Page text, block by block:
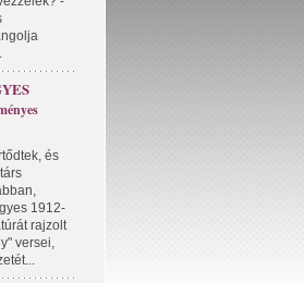
és
1912-
rajzolt
versei,